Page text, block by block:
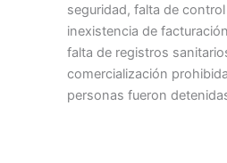
seguridad, falta de
inexistencia de
falta de registros
comercialización
personas fueron